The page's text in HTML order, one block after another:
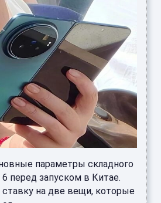
параметры складного
перед запуском в Китае.
на две вещи, которые